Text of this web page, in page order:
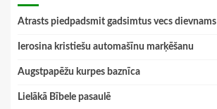
Atrasts piedpadsmit gadsimtus vecs dievnams
Ierosina kristiešu automašīnu marķēšanu
Augstpapēžu kurpes baznīca
Lielākā Bībele pasaulē